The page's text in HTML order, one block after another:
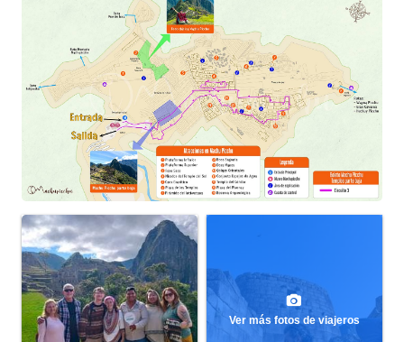
Ver más fotos de viajeros